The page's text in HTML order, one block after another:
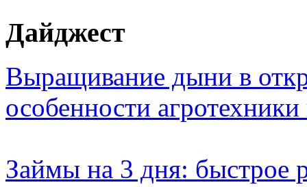
Дайджест
Выращивание дыни в
особенности
Займы на 3 дня: быстрое